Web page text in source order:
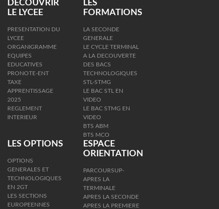
DECOUVRIR
LE LYCEE
PRESENTATION DU
LYCEE
ORGANIGRAMME
EQUIPES
EDUCATIVES
PRONOTE-ENT
TAXE
APPRENTISSAGE
2025
REGLEMENT
INTERIEUR
LES
FORMATIONS
LA SECONDE
GENERALE
LE CYCLE TERMINAL
A LA DECOUVERTE
DES BACS
TECHNOLOGIQUES
STL-STMG
LE BAC STL EN
VIDEO
LE BAC STMG EN
VIDEO
BTS ABM
BTS MCO
LES OPTIONS
OPTIONS
GENERALES ET
TECHNOLOGIQUES
EN 2GT
LES SECTIONS
EUROPEENNES
ESPACE
ORIENTATION
PARCOURSUP-
APRES LA
TERMINALE
APRES LA SECONDE
APRES LA PREMIERE